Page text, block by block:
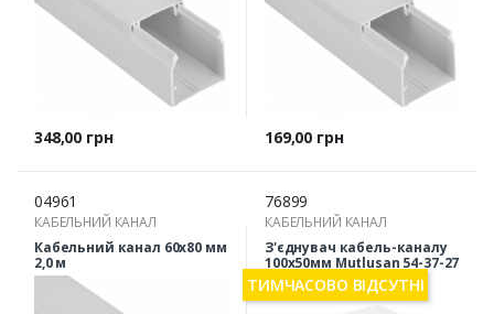
Ціна
348,00 грн Ціна
169,00 грн
04961
КАБЕЛЬНИЙ КАНАЛ
Кабельний канал 60х80 мм
2,0 м
76899
КАБЕЛЬНИЙ КАНАЛ
З'єднувач кабель-каналу
100х50мм Mutlusan 54-37-27
ТИМЧАСОВО ВІДСУТНІ